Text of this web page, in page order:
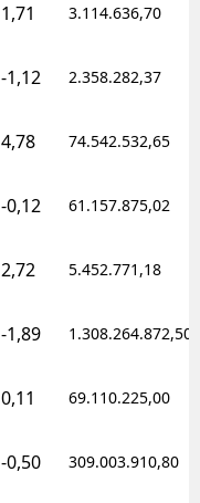
1,71 3.114.636,70
-1,12 2.358.282,37
4,78 74.542.532,65
-0,12 61.157.875,02
2,72 5.452.771,18
-1,89 1.308.264.872,50
0,11 69.110.225,00
-0,50 309.003.910,80